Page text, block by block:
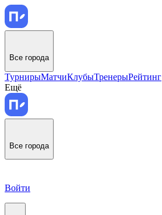
Все города
ТурнирыМатчиКлубыТренерыРейтинг
Ещё
Все города
Войти